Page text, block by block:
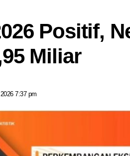
Positif,
Miliar
7:37 pm